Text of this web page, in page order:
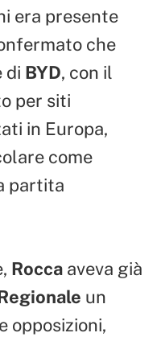
era presente
che
di BYD, con il
per siti
in Europa,
come
partita
Rocca aveva già
un
opposizioni,